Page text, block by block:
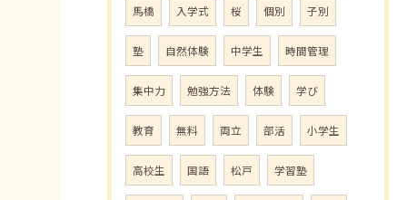
馬橋 入学式 桜 個別 子別
塾 自然体験 中学生 時間管理
集中力 勉強方法 体験 学び
教育 無料 両立 部活 小学生
高校生 国語 松戸 学習塾